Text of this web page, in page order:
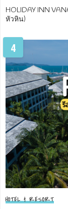
HOLIDAY INN
หัวหิน)
4
HOTEL & RESORT